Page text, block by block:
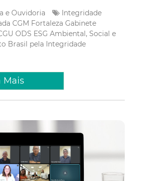
e Ouvidoria
Integridade
CGM Fortaleza Gabinete
ODS ESG Ambiental, Social e
Brasil pela Integridade
Mais